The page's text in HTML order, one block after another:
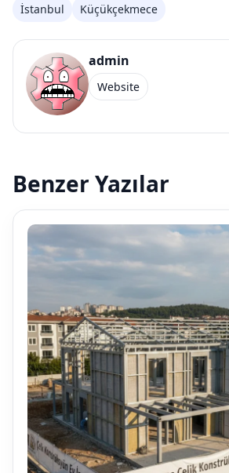
İstanbul Küçükçekmece
admin
Website
Benzer Yazılar